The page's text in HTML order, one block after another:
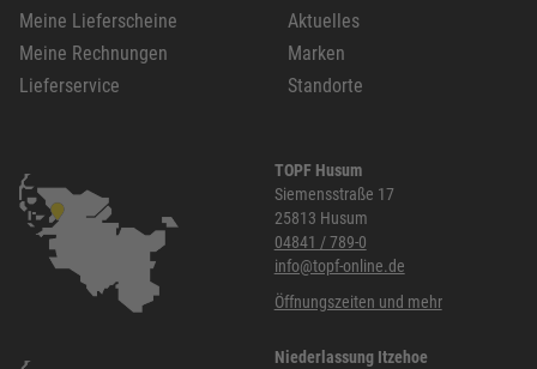
Meine Lieferscheine
Meine Rechnungen
Lieferservice
Aktuelles
Marken
Standorte
TOPF Husum
Siemensstraße 17
25813 Husum
04841 / 789-0
info@topf-online.de
Öffnungszeiten und mehr
Niederlassung Itzehoe